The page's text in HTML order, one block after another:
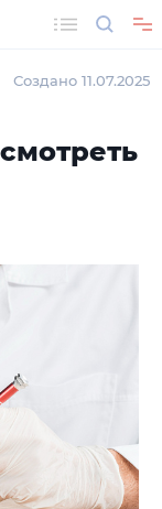
Создано 11.07.2025